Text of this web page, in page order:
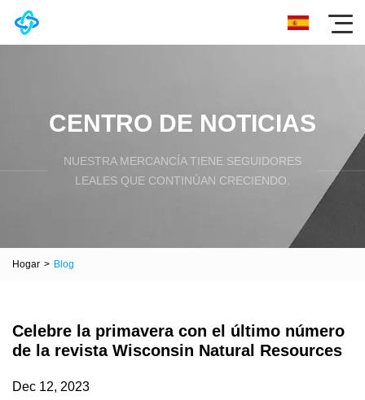
CENTRO DE NOTICIAS
NUESTRA MERCANCÍA TIENE SEGUIDORES
LEALES QUE CONTINÚAN CRECIENDO.
Hogar > Blog
Celebre la primavera con el último número
de la revista Wisconsin Natural Resources
Dec 12, 2023